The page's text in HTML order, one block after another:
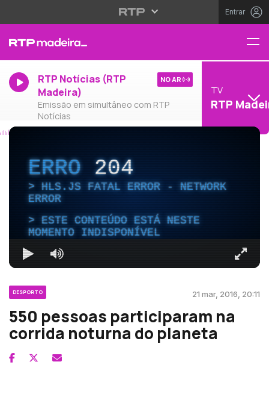
Entrar
RTP Notícias (RTP
Madeira)
Emissão em simultâneo com RTP
Notícias
NO AR
TV
RTP
ERRO204
HLS.JS FATAL ERROR - NETWORK
ERROR
ESTE CONTEÚDO ESTÁ NESTE
MOMENTO INDISPONÍVEL
DESPORTO 21 mar, 2016, 20:11
550 pessoas participaram na
corrida noturna do planeta